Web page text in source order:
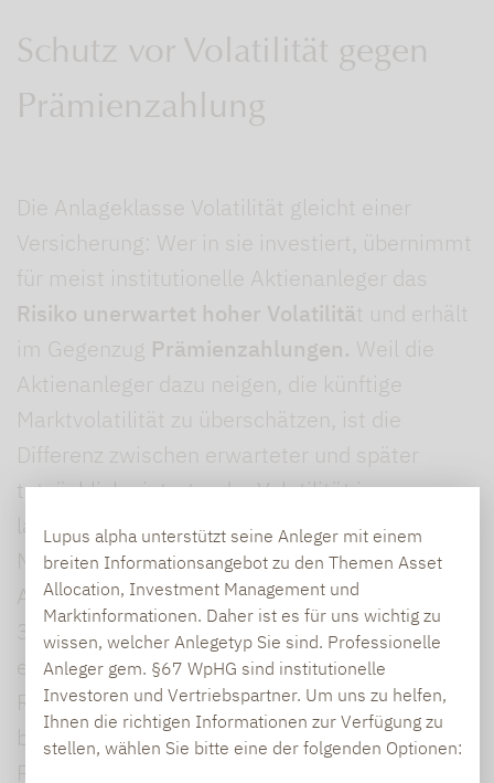
Lupus alpha unterstützt seine Anleger mit einem
breiten Informationsangebot zu den Themen Asset
Allocation, Investment Management und
Marktinformationen. Daher ist es für uns wichtig zu
wissen, welcher Anlegetyp Sie sind. Professionelle
Anleger gem. §67 WpHG sind institutionelle
Investoren und Vertriebspartner. Um uns zu helfen,
Ihnen die richtigen Informationen zur Verfügung zu
stellen, wählen Sie bitte eine der folgenden Optionen:
Schutz vor Volatilität gegen
Prämienzahlung
Die Anlageklasse Volatilität gleicht einer
Versicherung: Wer in sie investiert, übernimmt
für meist institutionelle Aktienanleger das
Risiko unerwartet hoher Volatilität und erhält
im Gegenzug Prämienzahlungen. Weil die
Aktienanleger dazu neigen, die künftige
Marktvolatilität zu überschätzen, ist die
Differenz zwischen erwarteter und später
tatsächlich eintretender Volatilität im
langjährigen Durchschnitt positiv – und die im
Mittel gezahlten Prämien höher als die
Auszahlungen im Schadensfall. Seit mehr als
30 Jahren ist dieVolatilitätsrisikoprämieeine
etablierte, stabil am Markt zu beobachtende
Risikoprämie in Höhe von im Durchschnitt drei
bis vier Prozent. Wegen der stetigen